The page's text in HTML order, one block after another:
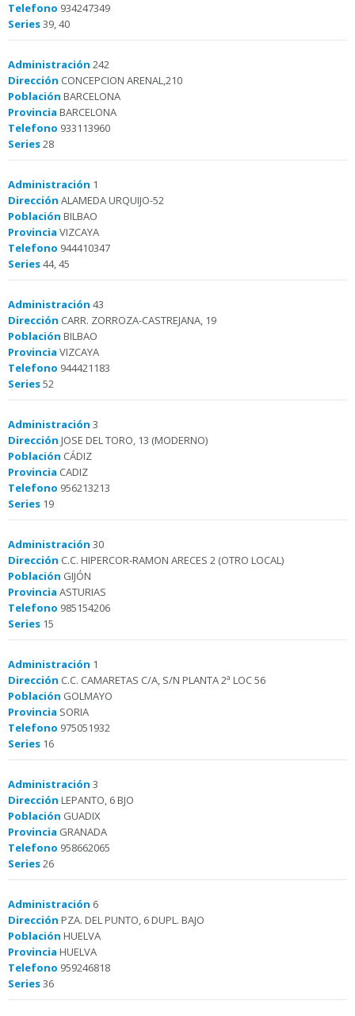
Telefono 934247349
Series39, 40
Administración 242
Dirección CONCEPCION ARENAL,210
Población BARCELONA
Provincia BARCELONA
Telefono 933113960
Series28
Administración 1
Dirección ALAMEDA URQUIJO-52
Población BILBAO
Provincia VIZCAYA
Telefono 944410347
Series44, 45
Administración 43
Dirección CARR. ZORROZA-CASTREJANA, 19
Población BILBAO
Provincia VIZCAYA
Telefono 944421183
Series52
Administración 3
Dirección JOSE DEL TORO, 13 (MODERNO)
Población CÁDIZ
Provincia CADIZ
Telefono 956213213
Series 19
Administración 30
Dirección C.C. HIPERCOR-RAMON ARECES 2 (OTRO LOCAL)
Población GIJÓN
Provincia ASTURIAS
Telefono 985154206
Series 15
Administración 1
Dirección C.C. CAMARETAS C/A, S/N PLANTA 2ª LOC 56
Población GOLMAYO
Provincia SORIA
Telefono 975051932
Series 16
Administración 3
Dirección LEPANTO, 6 BJO
Población GUADIX
Provincia GRANADA
Telefono 958662065
Series26
Administración 6
Dirección PZA. DEL PUNTO, 6 DUPL. BAJO
Población HUELVA
Provincia HUELVA
Telefono 959246818
Series36